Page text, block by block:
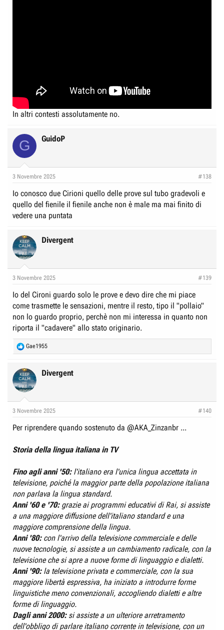
In altri contesti assolutamente no.
G GuidoP
3 Novembre 2025 #138
Io conosco due Cirioni quello delle prove sul tubo gradevoli e
quello del fienile il fienile anche non è male ma mai finito di
vedere una puntata
Divergent
3 Novembre 2025 #139
Io del Cironi guardo solo le prove e devo dire che mi piace
come trasmette le sensazioni, mentre il resto, tipo il "pollaio"
non lo guardo proprio, perchè non mi interessa in quanto non
riporta il "cadavere" allo stato originario.
R
e
c
t
i
s
Gae1955
Divergent
3 Novembre 2025 #140
Per riprendere quando sostenuto da @AKA_Zinzanbr ...
Storia della lingua italiana in TV
Fino agli anni '50:l'italiano era l'unica lingua accettata in
televisione, poiché la maggior parte della popolazione italiana
non parlava la lingua standard.
Anni '60 e '70:grazie ai programmi educativi di Rai, si assiste
a una maggiore diffusione dell'italiano standard e una
maggiore comprensione della lingua.
Anni '80:con l'arrivo della televisione commerciale e delle
nuove tecnologie, si assiste a un cambiamento radicale, con la
televisione che si apre a nuove forme di linguaggio e dialetti.
Anni '90:la televisione privata e commerciale, con la sua
maggiore libertà espressiva, ha iniziato a introdurre forme
linguistiche meno convenzionali, accogliendo dialetti e altre
forme di linguaggio.
Dagli anni 2000:si assiste a un ulteriore arretramento
dell'obbligo di parlare italiano corrente in televisione, con un